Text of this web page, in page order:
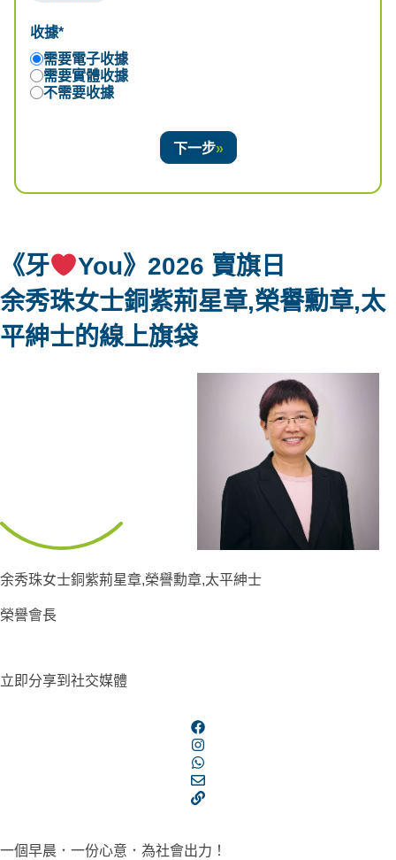
收據*
需要電子收據
需要實體收據
不需要收據
下一步
《牙
You》2026 賣旗日
余秀珠女士銅紫荊星章,榮譽勳章,太
平紳士的線上旗袋
余秀珠女士銅紫荊星章,榮譽勳章,太平紳士
榮譽會長
立即分享到社交媒體
一個早晨．一份心意．為社會出力！